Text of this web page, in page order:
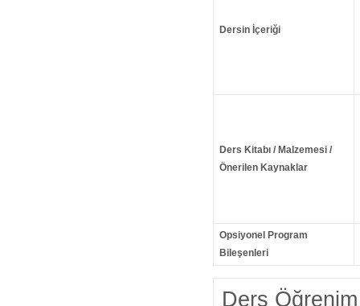
Dersin İçeriği
Ders Kitabı / Malzemesi /
Önerilen Kaynaklar
Opsiyonel Program
Bileşenleri
Ders Öğrenim